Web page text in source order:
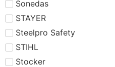
Sonedas
STAYER
Steelpro Safety
STIHL
Stocker